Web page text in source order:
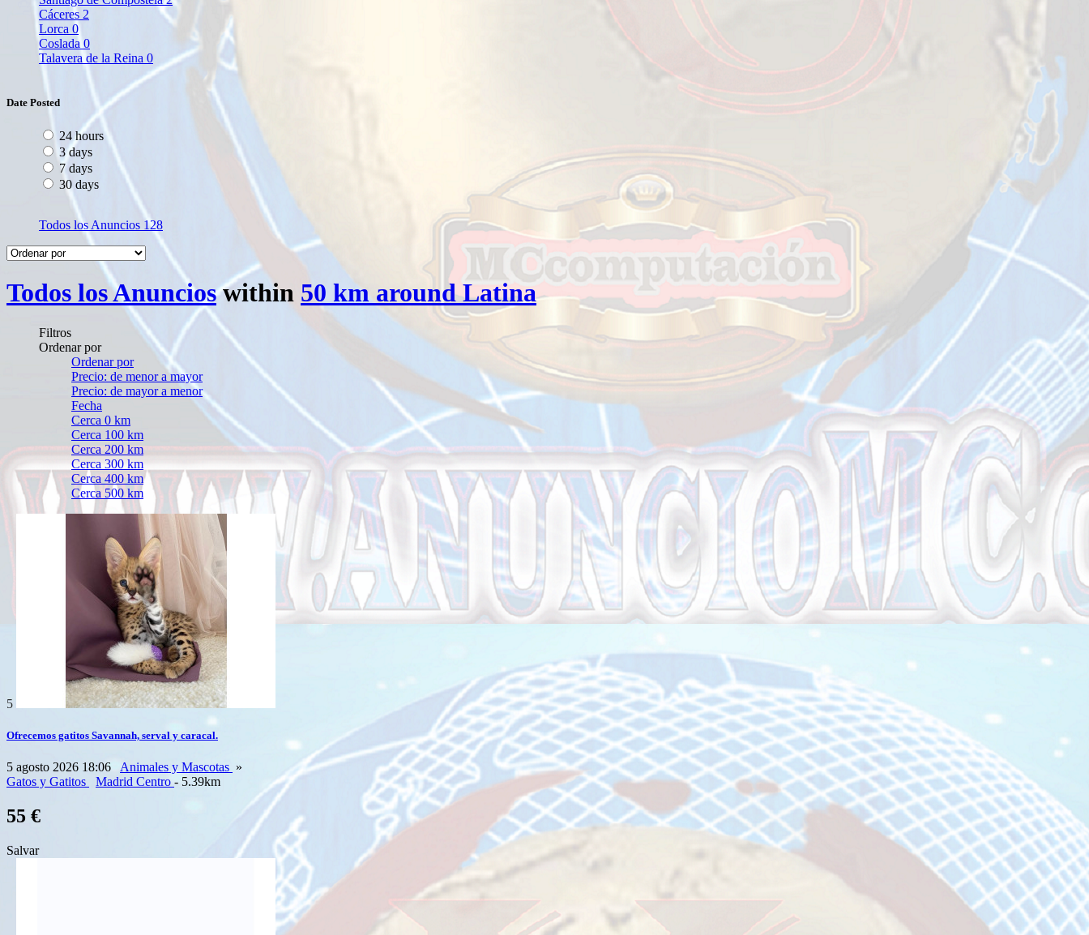
Cáceres 2
Lorca 0
Coslada 0
Talavera de la Reina 0
Date Posted
24 hours
3 days
7 days
30 days
Todos los Anuncios 128
Todos los Anuncioswithin 50 km around Latina
Filtros
Ordenar por
Ordenar por
Precio: de menor a mayor
Precio: de mayor a menor
Fecha
Cerca 0 km
Cerca 100 km
Cerca 200 km
Cerca 300 km
Cerca 400 km
Cerca 500 km
5
Ofrecemos gatitos Savannah, serval y caracal.
5 agosto 2026 18:06 Animales y Mascotas »
Gatos y Gatitos
Madrid Centro - 5.39km
55 €
Salvar